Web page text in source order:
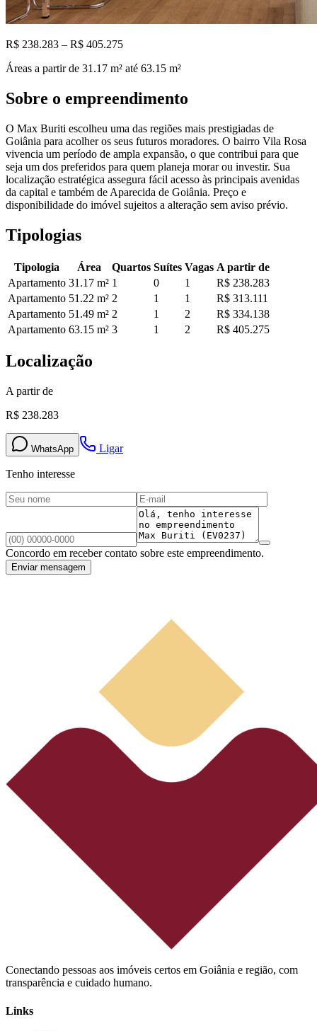
R$ 238.283 – R$ 405.275
Áreas a partir de 31.17 m² até 63.15 m²
Sobre o empreendimento
O Max Buriti escolheu uma das regiões mais prestigiadas de
Goiânia para acolher os seus futuros moradores. O bairro Vila Rosa
vivencia um período de ampla expansão, o que contribui para que
seja um dos preferidos para quem planeja morar ou investir. Sua
localização estratégica assegura fácil acesso às principais avenidas
da capital e também de Aparecida de Goiânia. Preço e
disponibilidade do imóvel sujeitos a alteração sem aviso prévio.
Tipologias
Tipologia Área Quartos Suítes Vagas A partir de
Apartamento 31.17 m² 1 0 1
R$ 238.283
Apartamento 51.22 m² 2 1 1
R$ 313.111
Apartamento 51.49 m² 2 1 2
R$ 334.138
Apartamento 63.15 m² 3 1 2 R$ 405.275
Localização
A partir de
R$ 238.283
WhatsApp Ligar
Tenho interesse
Concordo em receber contato sobre este empreendimento.
Enviar mensagem
Conectando pessoas aos imóveis certos em Goiânia e região, com
transparência e cuidado humano.
Links